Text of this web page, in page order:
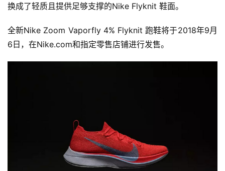
换成了轻质且提供足够支撑的Nike Flyknit 鞋面。
全新Nike Zoom Vaporfly 4% Flyknit 跑鞋将于2018年9月
6日，在Nike.com和指定零售店铺进行发售。